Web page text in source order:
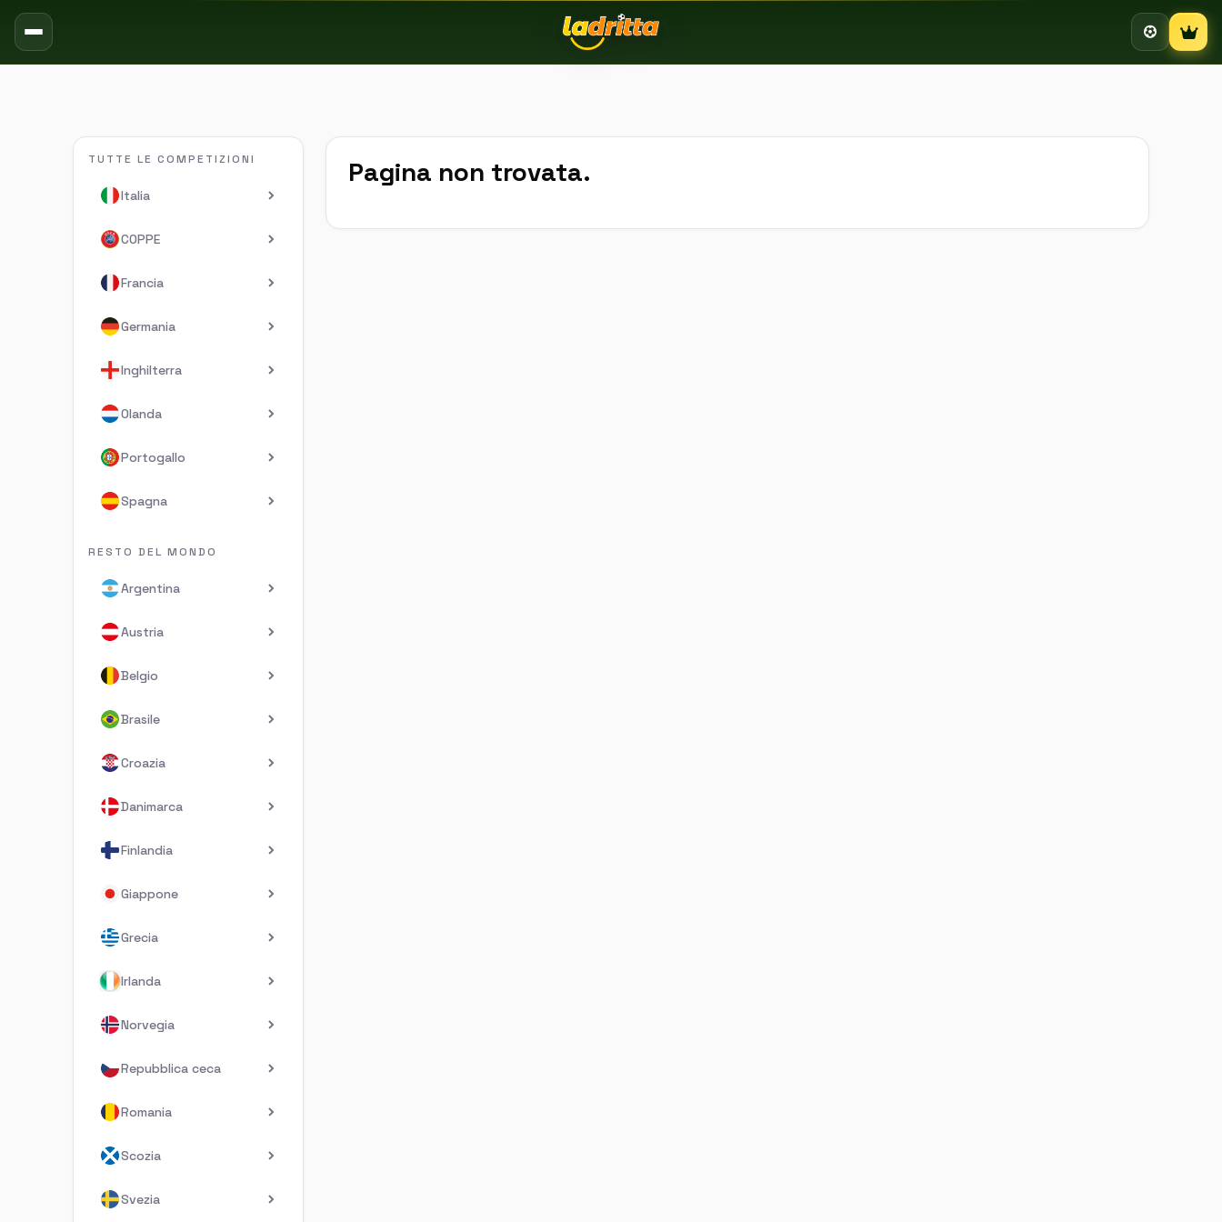
TUTTE LE COMPETIZIONI
Italia
COPPE
Francia
Germania
Inghilterra
Olanda
Portogallo
Spagna
RESTO DEL MONDO
Argentina
Austria
Belgio
Brasile
Croazia
Danimarca
Finlandia
Giappone
Grecia
Irlanda
Norvegia
Repubblica ceca
Romania
Scozia
Svezia
Pagina non trovata.